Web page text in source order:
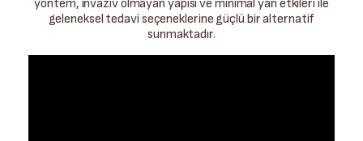
yöntem, invaziv olmayan yapısı ve minimal yan etkileri ile
geleneksel tedavi seçeneklerine güçlü bir alternatif
sunmaktadır.